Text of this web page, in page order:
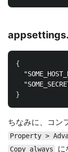
{
}
ちなみに、コン
Property >
Copy always に